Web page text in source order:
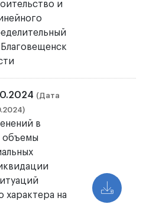
и
(Дата
в
объемы
характера на